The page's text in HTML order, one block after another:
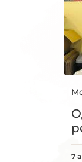
7